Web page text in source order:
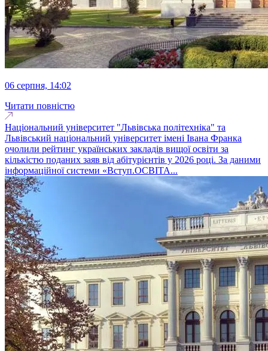
06 серпня, 14:02
Читати повністю
Національний університет "Львівська політехніка" та
Львівський національний університет імені Івана Франка
очолили рейтинг українських закладів вищої освіти за
кількістю поданих заяв від абітурієнтів у 2026 році. За даними
інформаційної системи «Вступ.ОСВІТА...